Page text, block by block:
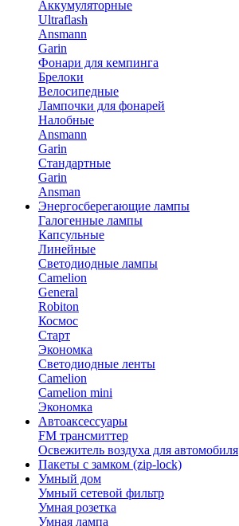
Аккумуляторные
Ultraflash
Ansmann
Garin
Фонари для кемпинга
Брелоки
Велосипедные
Лампочки для фонарей
Налобные
Ansmann
Garin
Стандартные
Garin
Ansman
Энергосберегающие лампы
Галогенные лампы
Капсульные
Линейные
Светодиодные лампы
Camelion
General
Robiton
Космос
Старт
Экономка
Светодиодные ленты
Camelion
Camelion mini
Экономка
Автоаксессуары
FM трансмиттер
Освежитель воздуха для автомобиля
Пакеты с замком (zip-lock)
Умный дом
Умный сетевой фильтр
Умная розетка
Умная лампа